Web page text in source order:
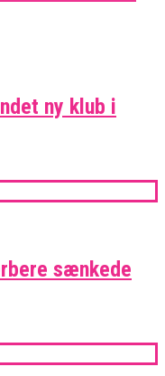
ny klub i
sænkede